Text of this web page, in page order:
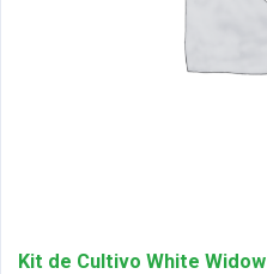
Kit de Cultivo White Widow